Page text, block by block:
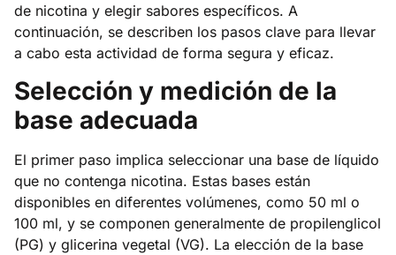
de nicotina y elegir sabores específicos. A
continuación, se describen los pasos clave para llevar
a cabo esta actividad de forma segura y eficaz.
Selección y medición de la
base adecuada
El primer paso implica seleccionar una base de líquido
que no contenga nicotina. Estas bases están
disponibles en diferentes volúmenes, como 50 ml o
100 ml, y se componen generalmente de propilenglicol
(PG) y glicerina vegetal (VG). La elección de la base